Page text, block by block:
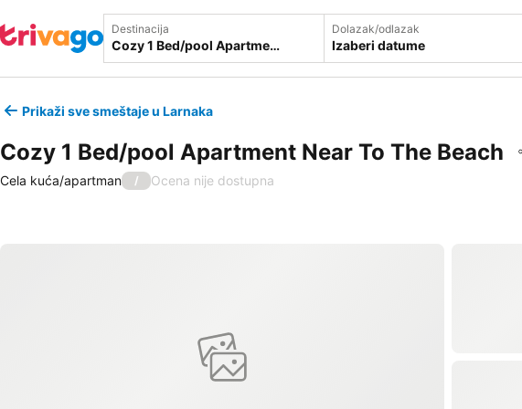
Destinacija Dolazak/odlazak
Izaberi datume
Prikaži sve smeštaje u Larnaka
Cozy 1 Bed/pool Apartment Near To The Beach
Cela kuća/apartman / Ocena nije dostupna